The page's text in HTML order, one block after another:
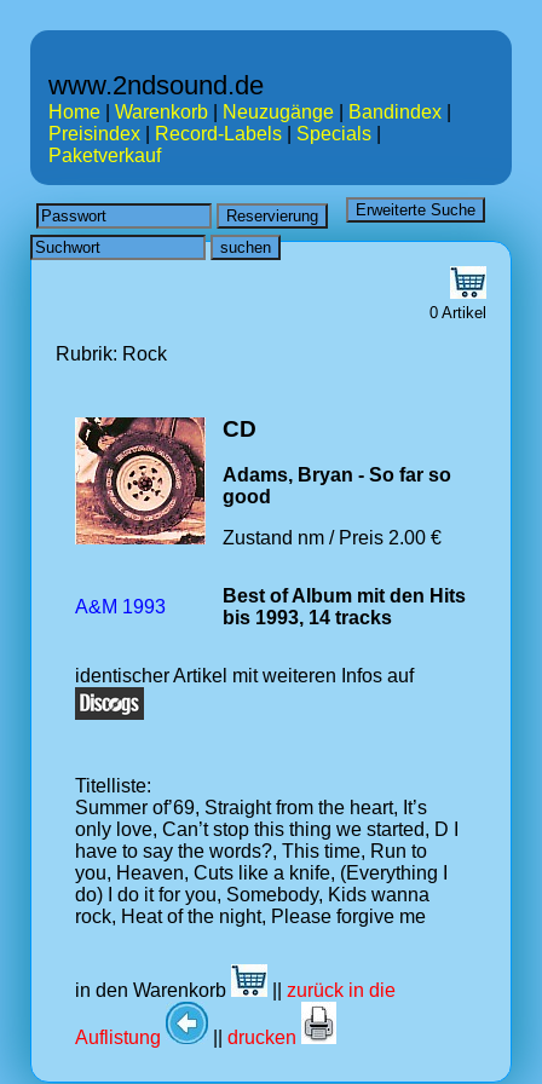
www.2ndsound.de
Home Warenkorb Neuzugänge Bandindex
Preisindex
Record-Labels Specials
Paketverkauf
0 Artikel
Rubrik: Rock
CD
Adams, Bryan - So far so
good
Zustand nm / Preis 2.00 €
A&M 1993
Best of Album mit den Hits
bis 1993, 14 tracks
identischer Artikel mit weiteren Infos auf
Titelliste:
Summer of’69, Straight from the heart, It’s
only love, Can’t stop this thing we started, D I
have to say the words?, This time, Run to
you, Heaven, Cuts like a knife, (Everything I
do) I do it for you, Somebody, Kids wanna
rock, Heat of the night, Please forgive me
in den Warenkorb zurück in die
Auflistung drucken